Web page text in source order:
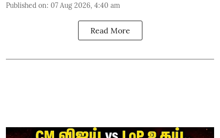
Published on: 07 Aug 2026, 4:40 am
Read More